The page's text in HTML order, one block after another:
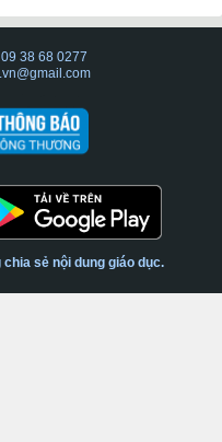
38 68 0277
sẻ nội dung giáo dục.